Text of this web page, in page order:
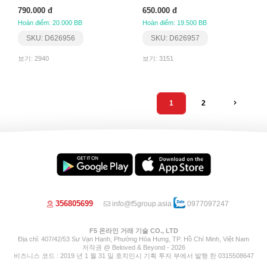
790.000 đ
Hoàn điểm: 20.000 BB
SKU: D626956
보기: 2940
650.000 đ
Hoàn điểm: 19.500 BB
SKU: D626957
보기: 3151
1 2
356805699 info@f5group.asia 0977097247
F5 온라인 거래 기술 CO., LTD
Địa chỉ: 407/42/53 Sư Vạn Hạnh, Phường Hòa Hưng, TP. Hồ Chí Minh, Việt Nam
저작권 @ Beloved & Beyond - 2026
비즈니스 코드 : 2019 년 1 월 31 일 호치민시 기획 투자 부에서 발행 한 0315508647